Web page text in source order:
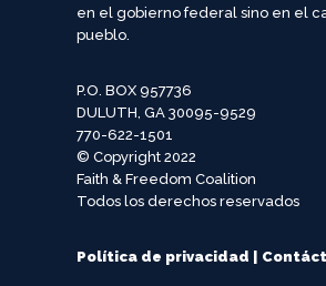
en el gobierno federal sino en el
pueblo.
P.O. BOX 957736
DULUTH, GA 30095-9529
770-622-1501
© Copyright 2022
Faith & Freedom Coalition
Todos los derechos reservados
Política de privacidad